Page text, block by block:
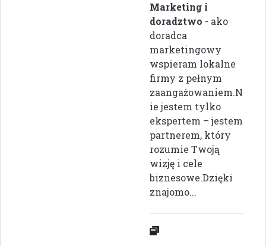
Marketing i
doradztwo - ako
doradca
marketingowy
wspieram lokalne
firmy z pełnym
zaangażowaniem.N
ie jestem tylko
ekspertem – jestem
partnerem, który
rozumie Twoją
wizję i cele
biznesowe.Dzięki
znajomo...